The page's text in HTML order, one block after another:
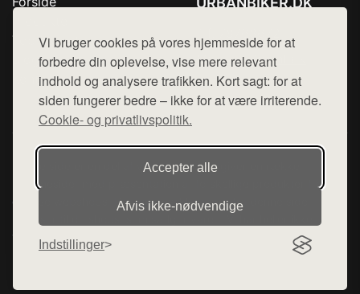
Vi bruger cookies på vores hjemmeside for at
forbedre din oplevelse, vise mere relevant
indhold og analysere trafikken. Kort sagt: for at
siden fungerer bedre – ikke for at være irriterende.
Cookie- og privatlivspolitik.
Accepter alle
Afvis ikke‑nødvendige
Indstillinger
Top Rabatter
Blog
Kontakt
Mail: hej@want.dk
Cookie- og privatlivspolitik
Denne side er en del af want.dk, der udgiver en række
hjemmesider med præsentation af forskellige produkter fra
diverse webshops. Der sælges ikke varer fra denne side - vi
varerne på lager.